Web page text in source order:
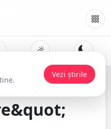
mic în
Vezi știrile